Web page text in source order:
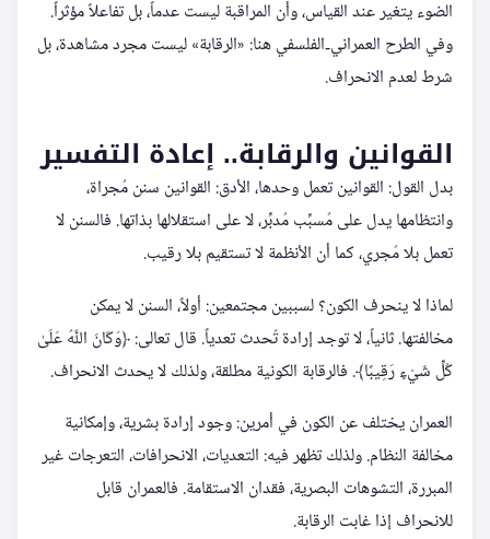
الضوء يتغير عند القياس، وأن المراقبة ليست عدماً، بل تفاعلاً مؤثراً.
وفي الطرح العمراني‑الفلسفي هنا: «الرقابة» ليست مجرد مشاهدة، بل
شرط لعدم الانحراف.
القوانين والرقابة.. إعادة التفسير
بدل القول: القوانين تعمل وحدها، الأدق: القوانين سنن مُجراة،
وانتظامها يدل على مُسبِّب مُدبِّر، لا على استقلالها بذاتها. فالسنن لا
تعمل بلا مُجري، كما أن الأنظمة لا تستقيم بلا رقيب.
لماذا لا ينحرف الكون؟ لسببين مجتمعين: أولاً، السنن لا يمكن
مخالفتها. ثانياً، لا توجد إرادة تُحدث تعدياً. قال تعالى: ﴿وَكَانَ اللَّهُ عَلَىٰ
كُلِّ شَيْءٍ رَقِيبًا﴾. فالرقابة الكونية مطلقة، ولذلك لا يحدث الانحراف.
العمران يختلف عن الكون في أمرين: وجود إرادة بشرية، وإمكانية
مخالفة النظام. ولذلك تظهر فيه: التعديات، الانحرافات، التعرجات غير
المبررة، التشوهات البصرية، فقدان الاستقامة. فالعمران قابل
للانحراف إذا غابت الرقابة.